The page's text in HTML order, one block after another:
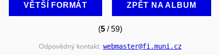
VĚTŠÍ FORMÁT ZPĚT NA ALBUM
(5/ 59)
Odpovědný kontakt: webmaster@fi.muni.cz